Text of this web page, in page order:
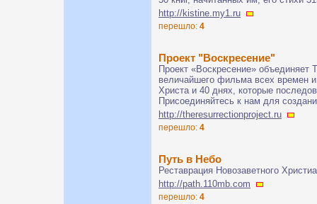
http://kistine.my1.ru
перешло: 4
Проект "Воскресение"
Проект «Воскресение» объединяет
величайшего фильма всех времен
Христа и 40 днях, которые
Присоединяйтесь к нам для
http://theresurrectionproject.ru
перешло: 4
Путь в Небо
Реставрация Новозаветного
http://path.110mb.com
перешло: 4